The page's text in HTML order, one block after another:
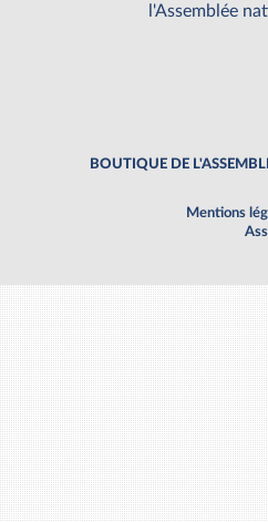
l'Assemblée
BOUTIQUE DE
Mentions